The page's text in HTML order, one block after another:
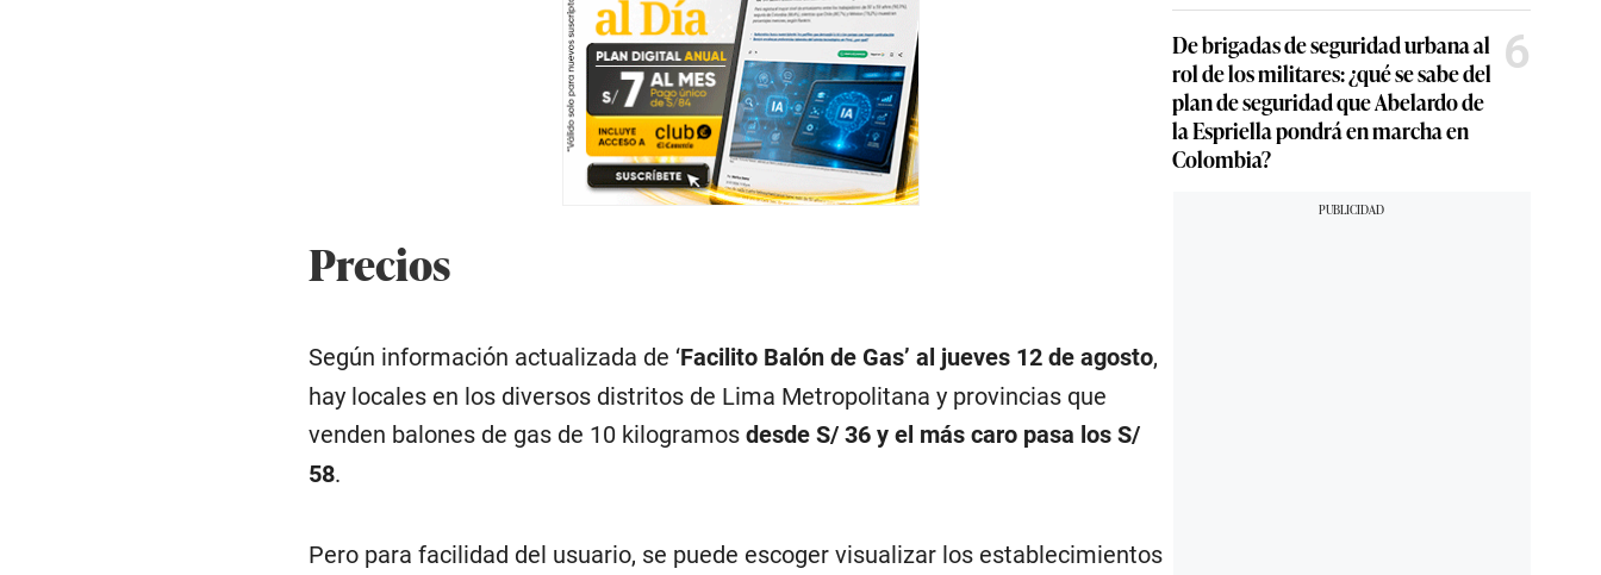
Precios
Según información actualizada de ‘Facilito Balón de Gas’ al jueves 12 de agosto,
hay locales en los diversos distritos de Lima Metropolitana y provincias que
venden balones de gas de 10 kilogramos desde S/ 36 y el más caro pasa los S/
58.
Pero para facilidad del usuario, se puede escoger visualizar los establecimientos
De brigadas de seguridad urbana al
rol de los militares: ¿qué se sabe del
plan de seguridad que Abelardo de
la Espriella pondrá en marcha en
Colombia?
6